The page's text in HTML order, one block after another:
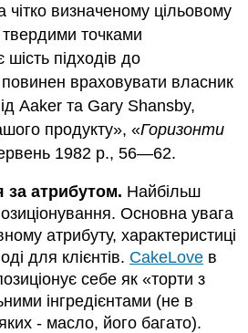
чітко визначеному цільовому
твердими точками
шість підходів до
повинен враховувати власник
Aaker та Gary Shansby,
продукту», «Горизонти
1982 р., 56—62.
за атрибутом. Найбільш
Основна увага
атрибуту, характеристиці
для клієнтів. CakeLove в
себе як «торти з
інгредієнтами (не в
- масло, його багато).